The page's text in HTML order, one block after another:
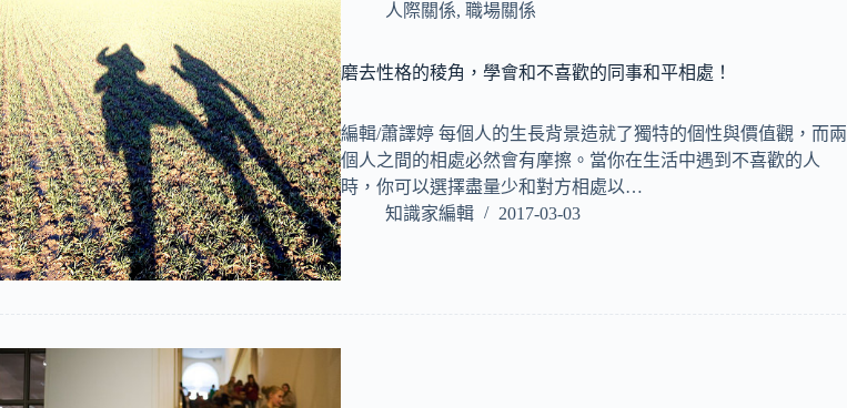
人際關係, 職場關係
磨去性格的稜角，學會和不喜歡的同事和平相處！
編輯/蕭譯婷 每個人的生長背景造就了獨特的個性與價值觀，而兩
個人之間的相處必然會有摩擦。當你在生活中遇到不喜歡的人
時，你可以選擇盡量少和對方相處以…
知識家編輯
2017-03-03